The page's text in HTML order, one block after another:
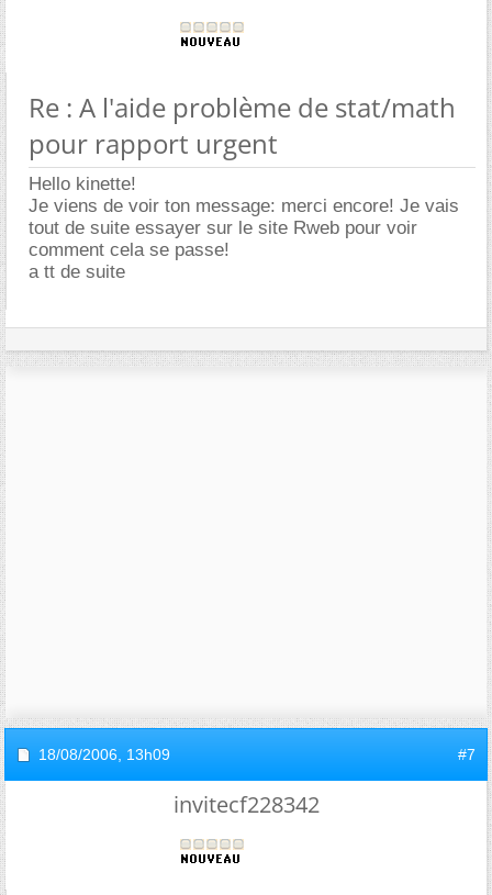
Re : A l'aide problème de stat/math
pour rapport urgent
Hello kinette!
Je viens de voir ton message: merci encore! Je vais
tout de suite essayer sur le site Rweb pour voir
comment cela se passe!
a tt de suite
18/08/2006, 13h09 #7
invitecf228342